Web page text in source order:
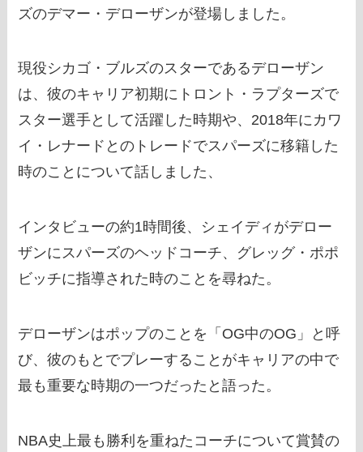
ズのデマー・デローザンが登場しました。
現役シカゴ・ブルズのスターであるデローザン
は、彼のキャリア初期にトロント・ラプターズで
スター選手として活躍した時期や、2018年にカワ
イ・レナードとのトレードでスパーズに移籍した
時のことについて話しました、
インタビューの約1時間後、シェイディがデロー
ザンにスパーズのヘッドコーチ、グレッグ・ポポ
ビッチに指導された時のことを尋ねた。
デローザンはポップのことを「OG中のOG」と呼
び、彼のもとでプレーすることがキャリアの中で
最も重要な時期の一つだったと語った。
NBA史上最も勝利を重ねたコーチについて賞賛の